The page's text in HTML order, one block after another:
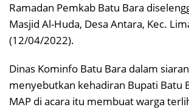
Ramadan Pemkab Batu Bara
Masjid Al-Huda, Desa Antara, Kec.
(12/04/2022).
Dinas Kominfo Batu Bara dalam
menyebutkan kehadiran Bupati Batu
MAP di acara itu membuat warga